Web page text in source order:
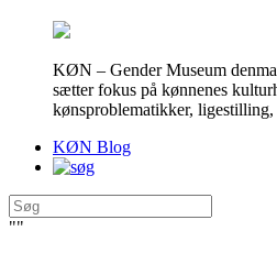
KØN – Gender Museum
sætter fokus på kønnenes
kønsproblematikker,
KØN Blog
""